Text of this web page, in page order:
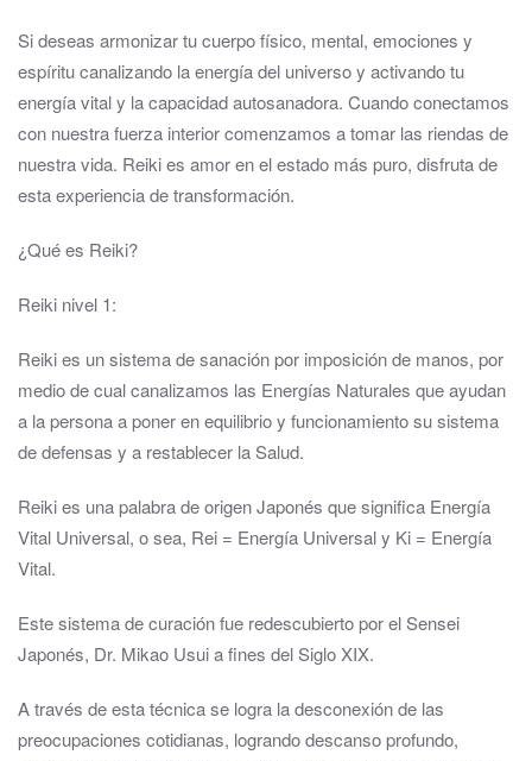
Si deseas armonizar tu cuerpo físico, mental, emociones y
espíritu canalizando la energía del universo y activando tu
energía vital y la capacidad autosanadora. Cuando conectamos
con nuestra fuerza interior comenzamos a tomar las riendas de
nuestra vida. Reiki es amor en el estado más puro, disfruta de
esta experiencia de transformación.
¿Qué es Reiki?
Reiki nivel 1:
Reiki es un sistema de sanación por imposición de manos, por
medio de cual canalizamos las Energías Naturales que ayudan
a la persona a poner en equilibrio y funcionamiento su sistema
de defensas y a restablecer la Salud.
Reiki es una palabra de origen Japonés que significa Energía
Vital Universal, o sea, Rei = Energía Universal y Ki = Energía
Vital.
Este sistema de curación fue redescubierto por el Sensei
Japonés, Dr. Mikao Usui a fines del Siglo XIX.
A través de esta técnica se logra la desconexión de las
preocupaciones cotidianas, logrando descanso profundo,